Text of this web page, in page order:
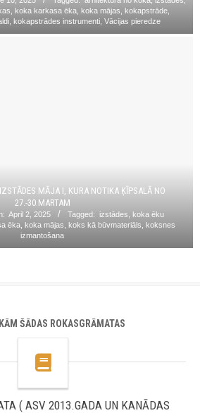
koka karkasa ēka koka mājas kokapstrāde
, kokapstrādes instrumenti, Vācijas pieredze
MĀJA I, KURA NOTIKA ĶĪPSALĀ NO
27.-30.MARTAM
April 2, 2025 Tagged: izstādes
koka ēku
ēka, koka mājas koks kā būvmateriāls koksnes
izmantošana
ŠĀDAS ROKASGRĀMATAS
( ASV 2013.GADA UN KANĀDAS